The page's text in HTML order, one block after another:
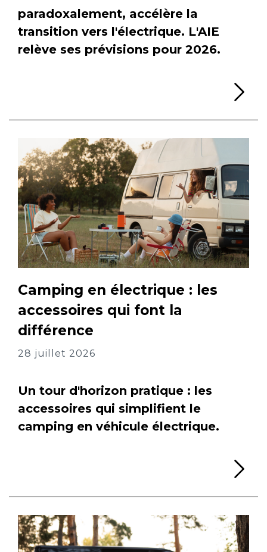
paradoxalement, accélère la
transition vers l'électrique. L'AIE
relève ses prévisions pour 2026.
Camping en électrique : les
accessoires qui font la
différence
28 juillet 2026
Un tour d'horizon pratique : les
accessoires qui simplifient le
camping en véhicule électrique.